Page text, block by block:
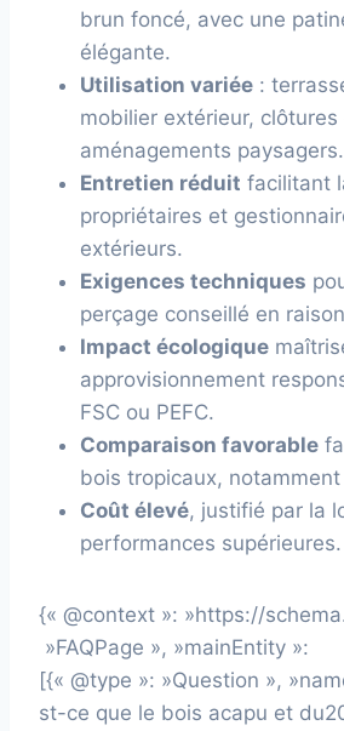
brun foncé, avec une
élégante.
Utilisation variée :
mobilier extérieur, clôtures
aménagements paysagers.
Entretien réduit facilitant
propriétaires et
extérieurs.
Exigences techniques
perçage conseillé en
Impact écologique
approvisionnement
FSC ou PEFC.
Comparaison favorable
bois tropicaux,
Coût élevé, justifié par la
performances supérieures.
{« @context »: »https://
»FAQPage », »mainEntity »:
[{« @type »: »Question »,
st-ce que le bois acapu et